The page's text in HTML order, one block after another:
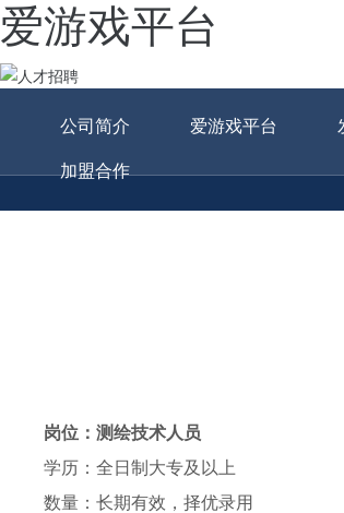
爱游戏平台
公司简介 爱游戏平台
加盟合作
岗位：测绘技术人员
学历：全日制大专及以上
数量：长期有效，择优录用